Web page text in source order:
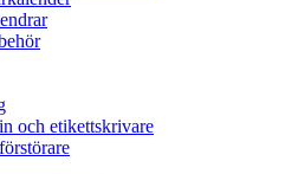
och etikettskrivare